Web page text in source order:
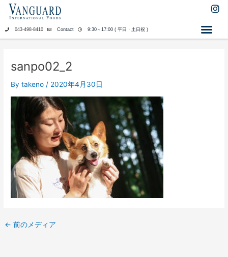
ス
I
043-498-8410 Contact 9:30～17:00 ( 平日・土日祝 )
sanpo02_2
Bytakeno / 2020年4月30日
← 前のメディア